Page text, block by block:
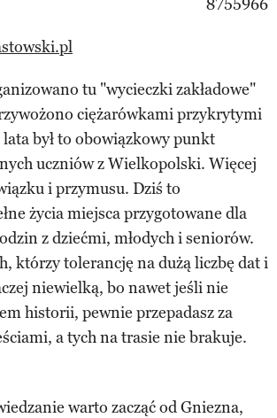
tu "wycieczki zakładowe"
ciężarówkami przykrytymi
był to obowiązkowy punkt
uczniów z Wielkopolski. Więcej
i przymusu. Dziś to
życia miejsca przygotowane dla
z dziećmi, młodych i seniorów.
którzy tolerancję na dużą liczbę dat i
niewielką, bo nawet jeśli nie
historii, pewnie przepadasz za
a tych na trasie nie brakuje.
warto zacząć od Gniezna,